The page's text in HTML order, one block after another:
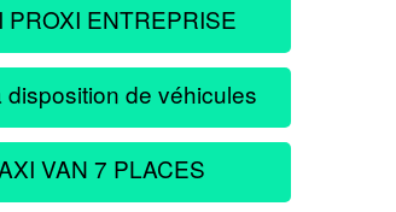
PROXI ENTREPRISE
disposition de véhicules
VAN 7 PLACES